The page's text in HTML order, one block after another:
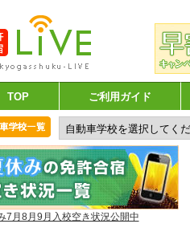
TOP ご利用ガイド
7月8月9月入校空き状況公開中